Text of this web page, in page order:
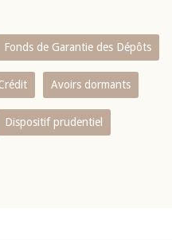
Fonds de Garantie des Dépôts
Avoirs dormants
Dispositif prudentiel